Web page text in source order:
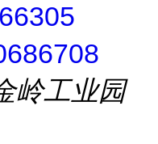
岭工业园